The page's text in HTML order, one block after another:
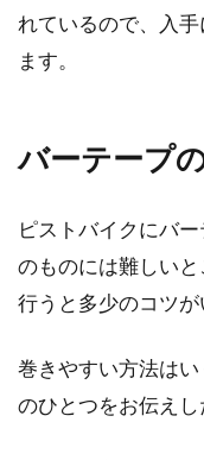
れているので、入
ます。
バーテープ
ピストバイクにバ
のものには難しい
行うと多少のコツが
巻きやすい方法は
のひとつをお伝えし